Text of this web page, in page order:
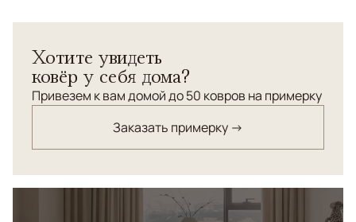
ручного ткачества из натуральной шерсти и
бамбукового шелка. Этот роскошный предмет
интерьера воплощает в себе современные тенденции
Хотите увидеть
ковёр у себя дома?
Привезем к вам домой до 50 ковров на примерку
Заказать примерку →